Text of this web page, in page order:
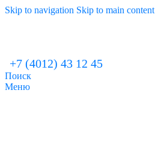
Skip to navigation Skip to main content
+7 (4012) 43 12 45
Поиск
Меню